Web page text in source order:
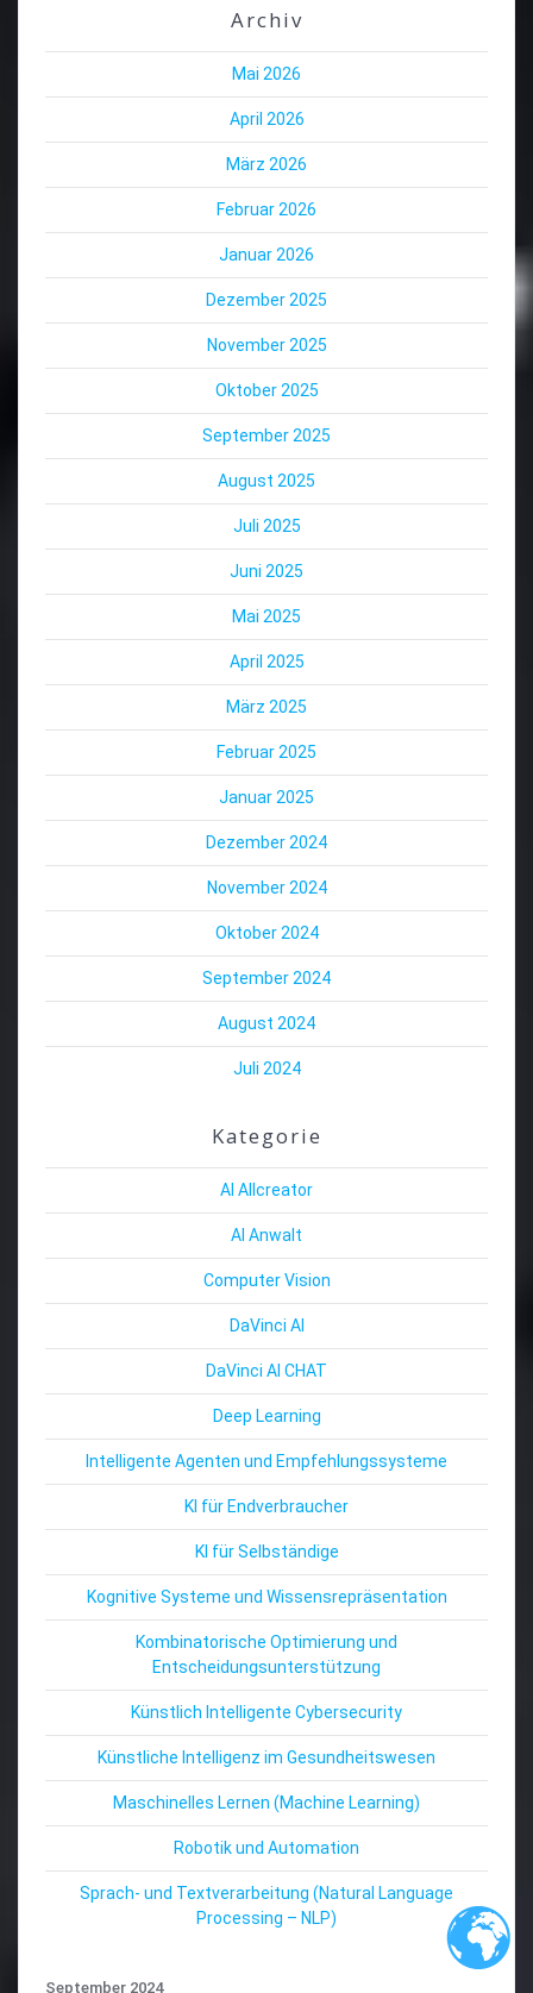
Archiv
Mai 2026
April 2026
März 2026
Februar 2026
Januar 2026
Dezember 2025
November 2025
Oktober 2025
September 2025
August 2025
Juli 2025
Juni 2025
Mai 2025
April 2025
März 2025
Februar 2025
Januar 2025
Dezember 2024
November 2024
Oktober 2024
September 2024
August 2024
Juli 2024
Kategorie
AI Allcreator
AI Anwalt
Computer Vision
DaVinci AI
DaVinci AI CHAT
Deep Learning
Intelligente Agenten und Empfehlungssysteme
KI für Endverbraucher
KI für Selbständige
Kognitive Systeme und Wissensrepräsentation
Kombinatorische Optimierung und
Entscheidungsunterstützung
Künstlich Intelligente Cybersecurity
Künstliche Intelligenz im Gesundheitswesen
Maschinelles Lernen (Machine Learning)
Robotik und Automation
Sprach- und Textverarbeitung (Natural Language
Processing – NLP)
September 2024